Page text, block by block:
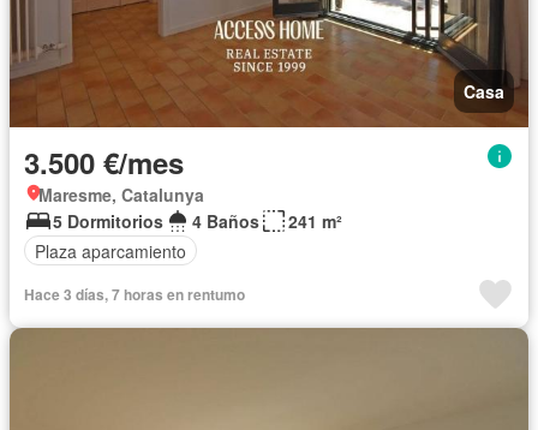
Casa
3.500 €/mes
Maresme, Catalunya
5 Dormitorios
4 Baños
241 m²
Plaza aparcamiento
Hace 3 días, 7 horas en rentumo